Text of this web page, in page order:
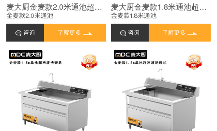
麦大厨金麦款2.0米通池超声波洗碗机7KW
金麦款2.0米通池
咨询 了解更多
麦大厨金麦款1.8米通池超声波洗碗机6.5KW
金麦款1.8米通池
咨询 了解更多